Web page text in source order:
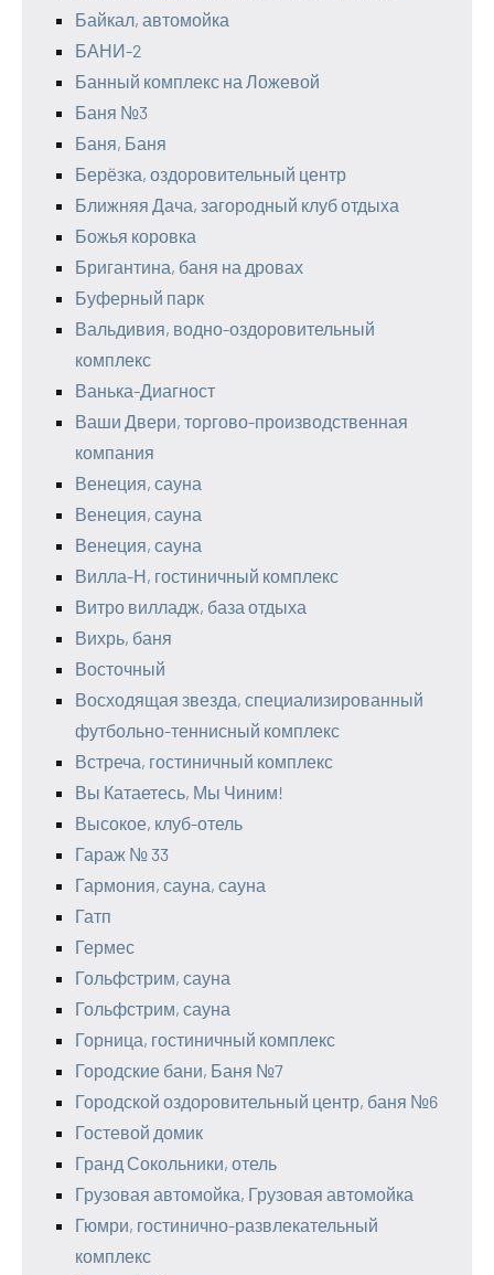
Байкал, автомойка
БАНИ-2
Банный комплекс на Ложевой
Баня №3
Баня, Баня
Берёзка, оздоровительный центр
Ближняя Дача, загородный клуб отдыха
Божья коровка
Бригантина, баня на дровах
Буферный парк
Вальдивия, водно-оздоровительный
комплекс
Ванька-Диагност
Ваши Двери, торгово-производственная
компания
Венеция, сауна
Венеция, сауна
Венеция, сауна
Вилла-Н, гостиничный комплекс
Витро вилладж, база отдыха
Вихрь, баня
Восточный
Восходящая звезда, специализированный
футбольно-теннисный комплекс
Встреча, гостиничный комплекс
Вы Катаетесь, Мы Чиним!
Высокое, клуб-отель
Гараж № 33
Гармония, сауна, сауна
Гатп
Гермес
Гольфстрим, сауна
Гольфстрим, сауна
Горница, гостиничный комплекс
Городские бани, Баня №7
Городской оздоровительный центр, баня №6
Гостевой домик
Гранд Сокольники, отель
Грузовая автомойка, Грузовая автомойка
Гюмри, гостинично-развлекательный
комплекс